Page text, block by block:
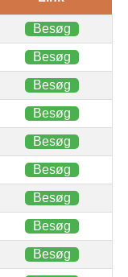
Besøg
Besøg
Besøg
Besøg
Besøg
Besøg
Besøg
Besøg
Besøg